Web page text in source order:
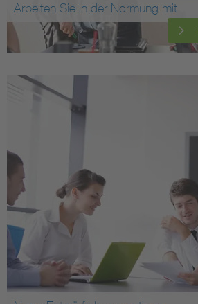
Arbeiten Sie in der Normung mit